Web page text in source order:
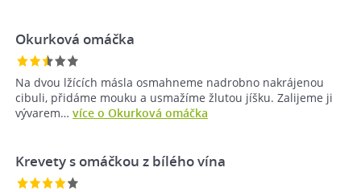
Okurková omáčka
Na dvou lžících másla osmahneme nadrobno nakrájenou
cibuli, přidáme mouku a usmažíme žlutou jíšku. Zalijeme ji
vývarem… více o Okurková omáčka
Krevety s omáčkou z bílého vína